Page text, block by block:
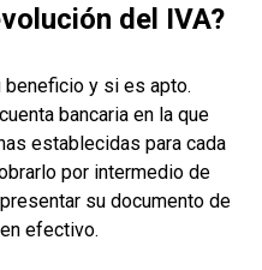
del IVA?
y si es apto.
bancaria en la que
establecidas para cada
por intermedio de
su documento de
efectivo.